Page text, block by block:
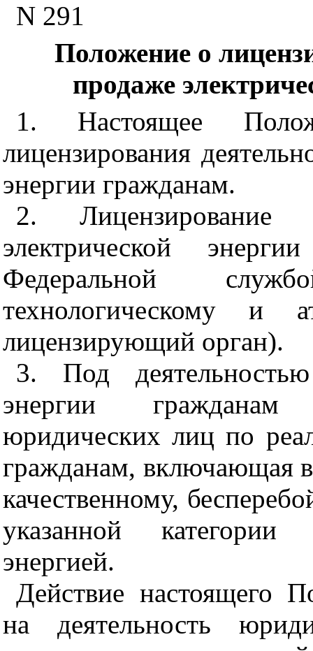
N 291
Положениео
продаже
1. Настоящее
лицензирования
энергии гражданам.
2. Лицензирование
электрической
Федеральной
технологическому и
лицензирующий орган).
3. Под
энергии гражданам
юридических лиц по
гражданам, включающая
качественному,
указанной категории
энергией.
Действие настоящего
на деятельность